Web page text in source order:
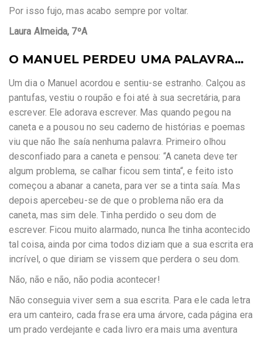
Por isso fujo, mas acabo sempre por voltar.
Laura Almeida, 7ºA
O MANUEL PERDEU UMA PALAVRA…
Um dia o Manuel acordou e sentiu-se estranho. Calçou as
pantufas, vestiu o roupão e foi até à sua secretária, para
escrever. Ele adorava escrever. Mas quando pegou na
caneta e a pousou no seu caderno de histórias e poemas
viu que não lhe saía nenhuma palavra. Primeiro olhou
desconfiado para a caneta e pensou: “A caneta deve ter
algum problema, se calhar ficou sem tinta“, e feito isto
começou a abanar a caneta, para ver se a tinta saía. Mas
depois apercebeu-se de que o problema não era da
caneta, mas sim dele. Tinha perdido o seu dom de
escrever. Ficou muito alarmado, nunca lhe tinha acontecido
tal coisa, ainda por cima todos diziam que a sua escrita era
incrível, o que diriam se vissem que perdera o seu dom.
Não, não e não, não podia acontecer!
Não conseguia viver sem a sua escrita. Para ele cada letra
era um canteiro, cada frase era uma árvore, cada página era
um prado verdejante e cada livro era mais uma aventura